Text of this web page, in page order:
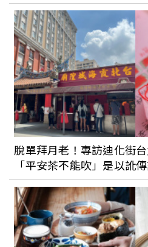
暖心日劇推薦
裕和用細水長
理，譜出人與
《初戀》再次
了！牽手井上
了》共譜跨次
這些愛情劇看
寵、蛀牙級浪
脫單拜月老！專訪迪化街
「平安茶不能吹」是以訛